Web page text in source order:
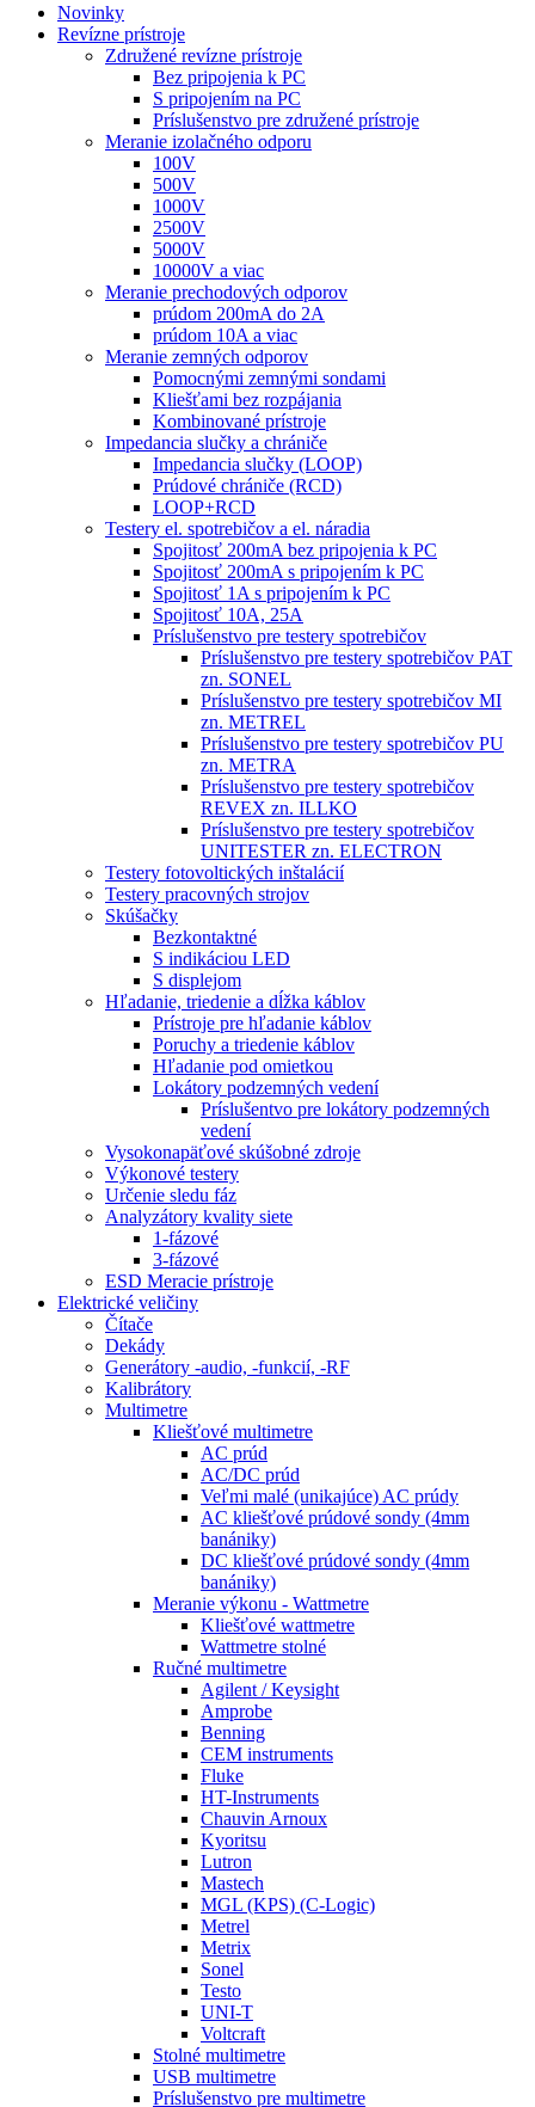
Novinky
Revízne prístroje
Združené revízne prístroje
Bez pripojenia k PC
S pripojením na PC
Príslušenstvo pre združené prístroje
Meranie izolačného odporu
100V
500V
1000V
2500V
5000V
10000V a viac
Meranie prechodových odporov
prúdom 200mA do 2A
prúdom 10A a viac
Meranie zemných odporov
Pomocnými zemnými sondami
Kliešťami bez rozpájania
Kombinované prístroje
Impedancia slučky a chrániče
Impedancia slučky (LOOP)
Prúdové chrániče (RCD)
LOOP+RCD
Testery el. spotrebičov a el. náradia
Spojitosť 200mA bez pripojenia k PC
Spojitosť 200mA s pripojením k PC
Spojitosť 1A s pripojením k PC
Spojitosť 10A, 25A
Príslušenstvo pre testery spotrebičov
Príslušenstvo pre testery spotrebičov PAT
zn. SONEL
Príslušenstvo pre testery spotrebičov MI
zn. METREL
Príslušenstvo pre testery spotrebičov PU
zn. METRA
Príslušenstvo pre testery spotrebičov
REVEX zn. ILLKO
Príslušenstvo pre testery spotrebičov
UNITESTER zn. ELECTRON
Testery fotovoltických inštalácií
Testery pracovných strojov
Skúšačky
Bezkontaktné
S indikáciou LED
S displejom
Hľadanie, triedenie a dĺžka káblov
Prístroje pre hľadanie káblov
Poruchy a triedenie káblov
Hľadanie pod omietkou
Lokátory podzemných vedení
Príslušentvo pre lokátory podzemných
vedení
Vysokonapäťové skúšobné zdroje
Výkonové testery
Určenie sledu fáz
Analyzátory kvality siete
1-fázové
3-fázové
ESD Meracie prístroje
Elektrické veličiny
Čítače
Dekády
Generátory -audio, -funkcií, -RF
Kalibrátory
Multimetre
Kliešťové multimetre
AC prúd
AC/DC prúd
Veľmi malé (unikajúce) AC prúdy
AC kliešťové prúdové sondy (4mm
banániky)
DC kliešťové prúdové sondy (4mm
banániky)
Meranie výkonu - Wattmetre
Kliešťové wattmetre
Wattmetre stolné
Ručné multimetre
Agilent / Keysight
Amprobe
Benning
CEM instruments
Fluke
HT-Instruments
Chauvin Arnoux
Kyoritsu
Lutron
Mastech
MGL (KPS) (C-Logic)
Metrel
Metrix
Sonel
Testo
UNI-T
Voltcraft
Stolné multimetre
USB multimetre
Príslušenstvo pre multimetre